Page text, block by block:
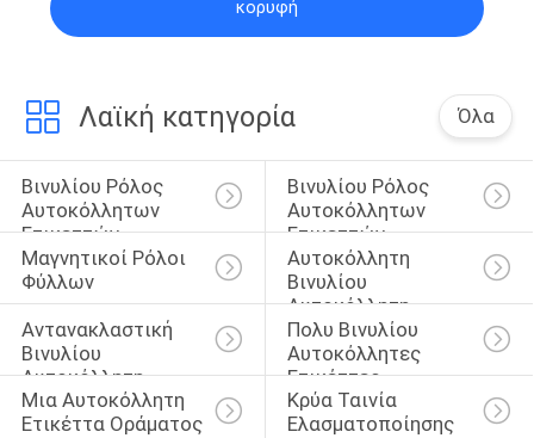
κορυφή
Λαϊκή κατηγορία Όλα
Βινυλίου Ρόλος
Αυτοκόλλητων
Ετικεττών
Βινυλίου Ρόλος
Αυτοκόλλητων
Ετικεττών
Πατωμάτων
Μαγνητικοί Ρόλοι
Φύλλων
Αυτοκόλλητη
Βινυλίου
Αυτοκόλλητη
Ετικέττα
Αντανακλαστική
Βινυλίου
Αυτοκόλλητη
Ετικέττα
Πολυ Βινυλίου
Αυτοκόλλητες
Ετικέττες
Χρώματος
Μια Αυτοκόλλητη
Ετικέττα Οράματος
Κρύα Ταινία
Ελασματοποίησης